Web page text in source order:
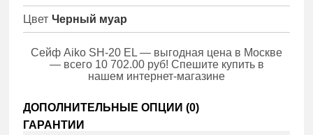
Цвет Черный муар
Сейф Aiko SH-20 EL — выгодная цена в Москве
— всего 10 702.00 руб! Спешите купить в
нашем интернет-магазине
ДОПОЛНИТЕЛЬНЫЕ ОПЦИИ (0)
ГАРАНТИИ